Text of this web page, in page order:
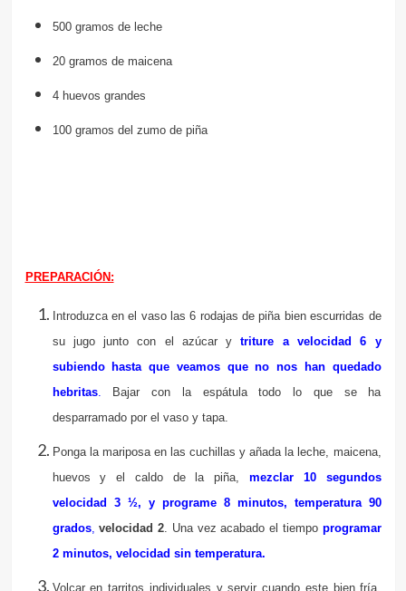
500 gramos de leche
20 gramos de maicena
4 huevos grandes
100 gramos del zumo de piña
PREPARACIÓN:
Introduzca en el vaso las 6 rodajas de piña bien escurridas de
su jugo junto con el azúcar ytriture a velocidad 6 y
subiendo hasta que veamos que no nos han quedado
hebritas.
Bajar con la espátula todo lo que se ha
desparramado por el vaso y tapa.
Ponga la mariposa en las cuchillas y añada la leche, maicena,
huevos y el caldo de la piña, mezclar 10 segundos
velocidad 3 ½, yprograme 8 minutos, temperatura 90
grados, velocidad 2 . Una vez acabado el tiempo programar
2 minutos, velocidad sin temperatura.
Volcar en tarritos individuales y servir cuando este bien fría.